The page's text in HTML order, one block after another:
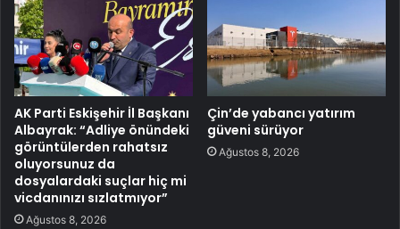
AK Parti Eskişehir İl Başkanı
Albayrak: “Adliye önündeki
görüntülerden rahatsız
oluyorsunuz da
dosyalardaki suçlar hiç mi
vicdanınızı sızlatmıyor”
Ağustos 8, 2026
Çin’de yabancı yatırım
güveni sürüyor
Ağustos 8, 2026